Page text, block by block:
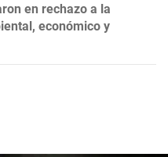
en rechazo a la
económico y